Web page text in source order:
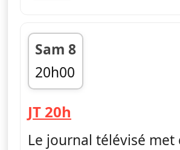
Sam 8
20h00
fin 20h45
JT 20h
Le journal télévisé met